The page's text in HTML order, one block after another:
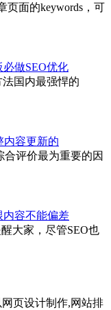
页面的keywords，可
必做SEO优化
法国内最强悍的
内容更新的
合评价最为重要的因
内容不能偏差
大家，尽管SEO也
页设计制作,网站排